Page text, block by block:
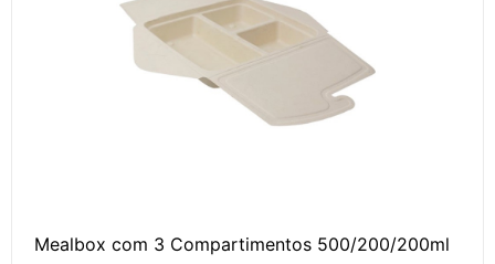
Mealbox com 3 Compartimentos 500/200/200ml